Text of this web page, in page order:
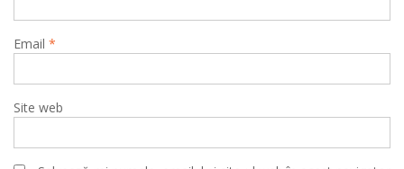
Email *
Site web